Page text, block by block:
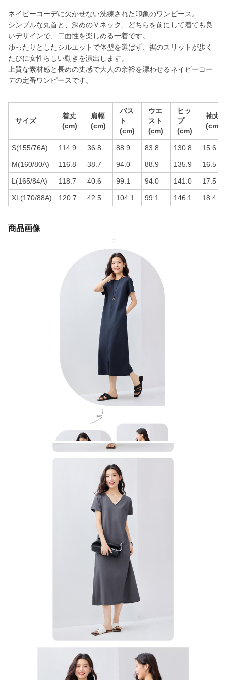
ネイビーコーデに欠かせない洗練された印象のワンピース。
シンプルな丸首と、深めのＶネック、どちらを前にして着ても良
いデザインで、二面性を楽しめる一着です。
ゆったりとしたシルエットで体型を選ばず、裾のスリットが歩く
たびに女性らしい動きを演出します。
上質な素材感と長めの丈感で大人の余裕を漂わせるネイビーコー
デの定番ワンピースです。
サイズ
着丈
(cm)
肩幅
(cm)
バス
ト
(cm)
ウエ
スト
(cm)
ヒッ
プ
(cm)
袖丈
(cm)
S(155/76A) 114.9 36.8 88.9 83.8 130.8 15.6
M(160/80A) 116.8 38.7 94.0 88.9 135.9 16.5
L(165/84A) 118.7 40.6 99.1 94.0 141.0 17.5
XL(170/88A) 120.7 42.5 104.1 99.1 146.1 18.4
商品画像